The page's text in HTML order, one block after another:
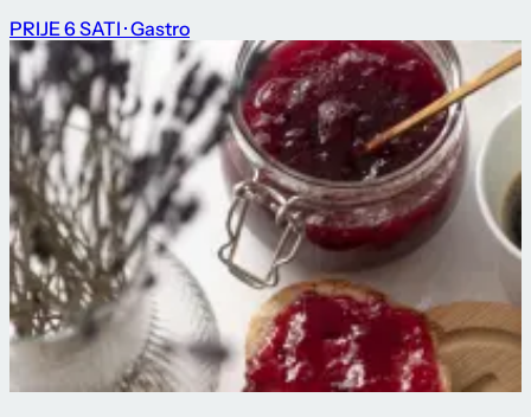
PRIJE 6 SATI · Gastro